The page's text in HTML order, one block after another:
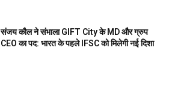
संजय कौल ने संभाला GIFT City के MD और ग्रुप
CEO का पद: भारत के पहले IFSC को मिलेगी नई दिशा